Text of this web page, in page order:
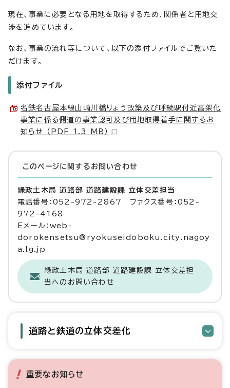
現在、事業に必要となる用地を取得するため、関係者と用地交
渉を進めています。
なお、事業の流れ等について、以下の添付ファイルでご覧いた
だけます。
添付ファイル
名鉄名古屋本線山崎川橋りょう改築及び呼続駅付近高架化
事業に係る側道の事業認可及び用地取得着手に関するお
知らせ （PDF 1.3 MB）
このページに関する お問い合わせ
緑政土木局 道路部 道路建設課 立体交差担当
電話番号：052-972-2867 ファクス番号：052-
972-4168
Eメール：web-
dorokensetsu@ryokuseidoboku.city.nagoy
a.lg.jp
緑政土木局 道路部 道路建設課 立体交差担
当へのお問い合わせ
道路と鉄道の立体交差化
重要なお知らせ